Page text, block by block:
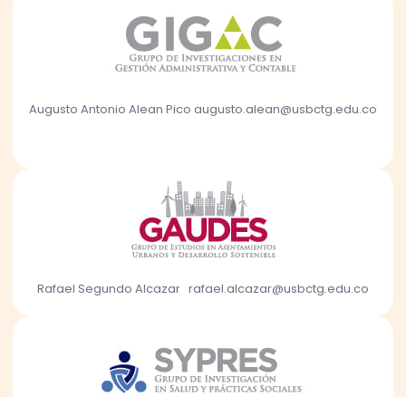
Augusto Antonio Alean Pico augusto.alean@usbctg.edu.co
Rafael Segundo Alcazar rafael.alcazar@usbctg.edu.co